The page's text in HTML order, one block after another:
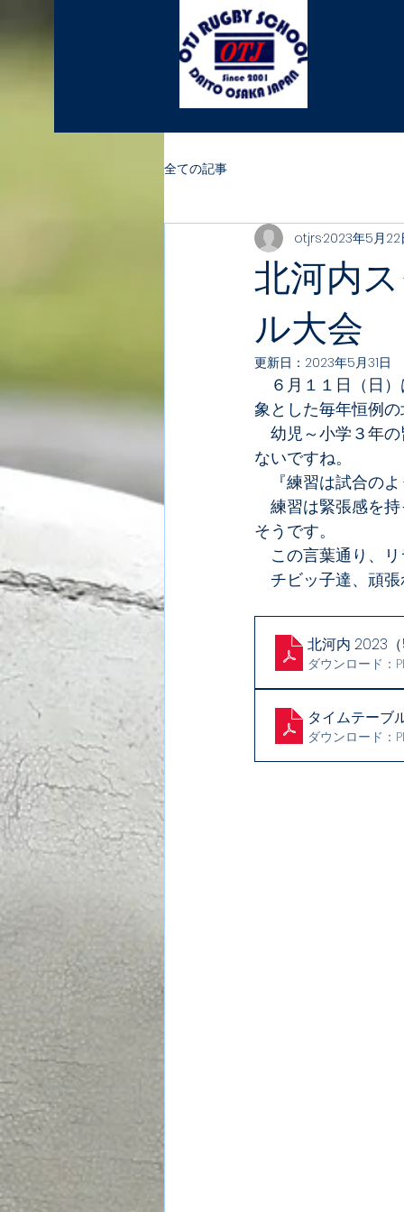
全ての記事
北河内
ル大会
otjrs2023年5月22
更新日： 2023年5月31日
６月１１日（日）
象とした毎年恒例
幼児～小学３年の
ないですね。
『練習は試合のよ
練習は緊張感を持
そうです。
この言葉通り、リ
チビッ子達、頑張
北河内 2023
ダウンロード：
タイムテーブ
ダウンロード：